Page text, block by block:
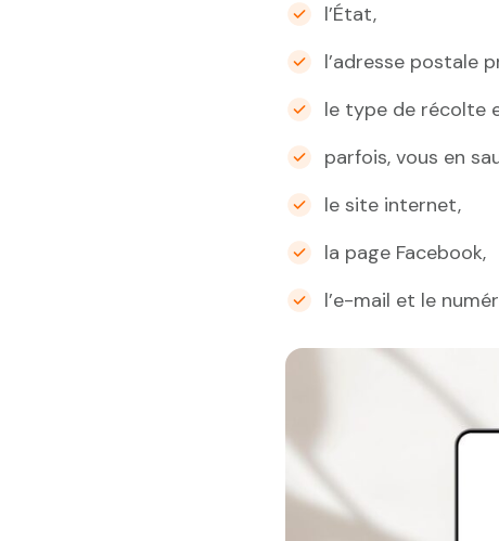
l’État,
l’adresse postale
le type de récolte
parfois, vous en
le site internet,
la page Facebook,
l’e-mail et le